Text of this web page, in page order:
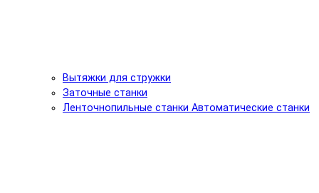
Вытяжки для стружки
Заточные станки
Ленточнопильные станки Автоматические станки